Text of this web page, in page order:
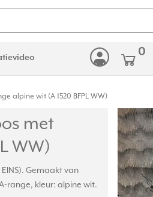
0
alpine wit (A 1520 BFPL WW)
met
WW)
Gemaakt van
range, kleur: alpine wit.